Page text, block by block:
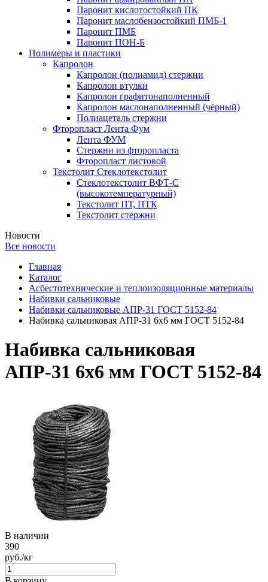
Паронит кислотостойкий ПК
Паронит маслобензостойкий ПМБ-1
Паронит ПМБ
Паронит ПОН-Б
Полимеры и пластики
Капролон
Капролон (полиамид) стержни
Капролон втулки
Капролон графитонаполненный
Капролон маслонаполненный (чёрный)
Полиацеталь стержни
Фторопласт Лента Фум
Лента ФУМ
Стержни из фторопласта
Фторопласт листовой
Текстолит Стеклотекстолит
Стеклотекстолит ВФТ-С
(высокотемпературный)
Текстолит ПТ, ПТК
Текстолит стержни
Новости
Все новости
Главная
Каталог
Асбестотехнические и теплоизоляционные материалы
Набивки сальниковые
Набивки сальниковые АПР-31 ГОСТ 5152-84
Набивка сальниковая АПР-31 6х6 мм ГОСТ 5152-84
Набивка сальниковая
АПР-31 6х6 мм ГОСТ 5152-84
В наличии
390
руб./кг